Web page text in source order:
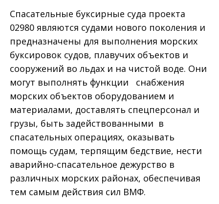
Спасательные буксирные суда проекта
02980 являются судами нового поколения и
предназначены для выполнения морских
буксировок судов, плавучих объектов и
сооружений во льдах и на чистой воде. Они
могут выполнять функции снабжения
морских объектов оборудованием и
материалами, доставлять спецперсонал и
грузы, быть задействованными в
спасательных операциях, оказывать
помощь судам, терпящим бедствие, нести
аварийно-спасательное дежурство в
различных морских районах, обеспечивая
тем самым действия сил ВМФ.